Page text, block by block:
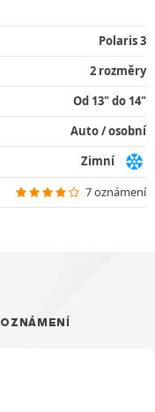
Polaris 3
2 rozměry
Od 13" do 14"
Auto / osobní
Zimní
7 oznámení
OZNÁMENÍ